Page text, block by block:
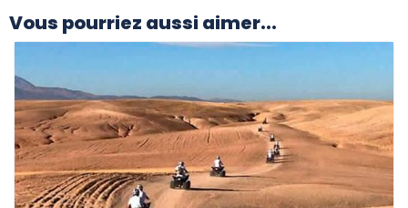
Vous pourriez aussi aimer...